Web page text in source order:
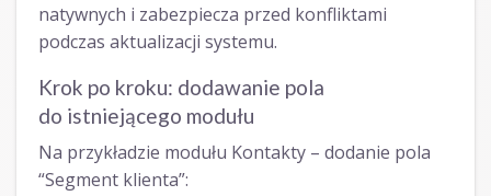
natywnych i zabezpiecza przed konfliktami
podczas aktualizacji systemu.
Krok po kroku: dodawanie pola
do istniejącego modułu
Na przykładzie modułu Kontakty – dodanie pola
“Segment klienta”: